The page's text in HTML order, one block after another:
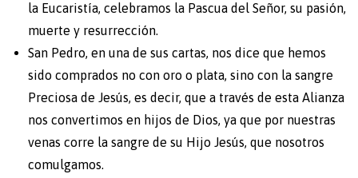
la Eucaristía, celebramos la Pascua del Señor, su pasión,
muerte y resurrección.
San Pedro, en una de sus cartas, nos dice que hemos
sido comprados no con oro o plata, sino con la sangre
Preciosa de Jesús, es decir, que a través de esta Alianza
nos convertimos en hijos de Dios, ya que por nuestras
venas corre la sangre de su Hijo Jesús, que nosotros
comulgamos.